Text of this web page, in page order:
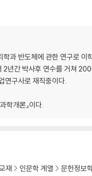
학과 반도체에 관한 연구로 이
2년간 박사후 연수를 거쳐
연구사로 재직중이다.
학개론』이다.
재 인문학 계열 문헌정보